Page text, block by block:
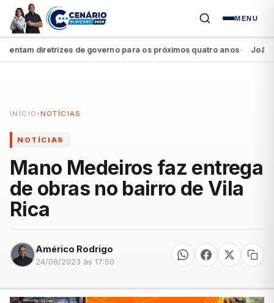
MENU
diretrizes de governo para os próximos quatro anos● João
INÍCIO › NOTÍCIAS
NOTÍCIAS
Mano Medeiros faz entrega
de obras no bairro de Vila
Rica
Américo Rodrigo
24/08/2023 às 17:50